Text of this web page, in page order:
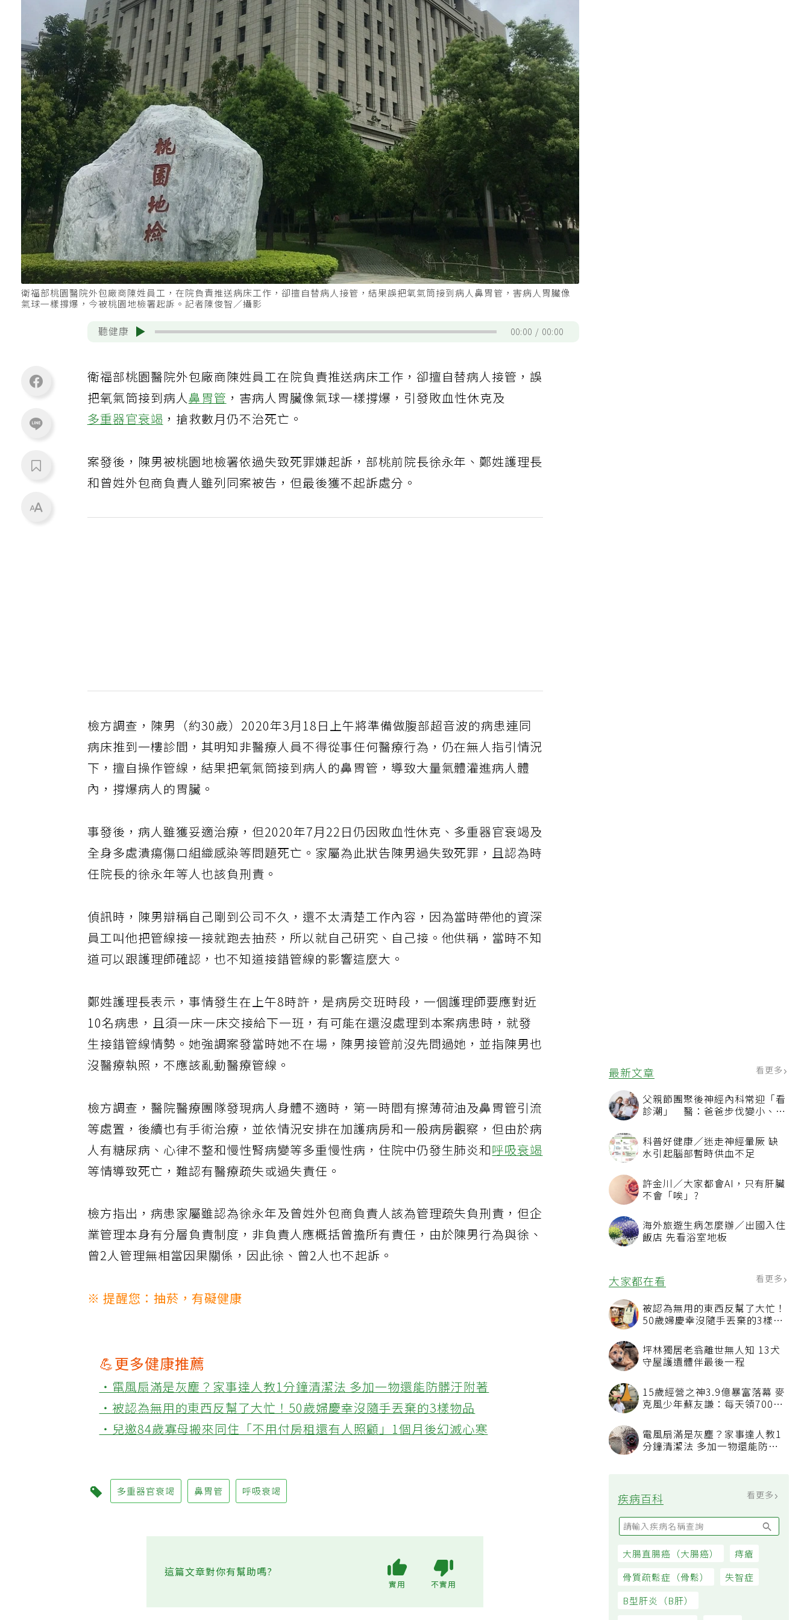
最新文章 看更多
父親節團聚後神經內科常迎「看
診潮」 醫：爸爸步伐變小、站
科普好健康／迷走神經暈厥 缺
水引起腦部暫時供血不足
許金川／大家都會AI，只有肝臟
不會「唉」?
海外旅遊生病怎麼辦／出國入住
飯店 先看浴室地板
大家都在看
被認為無用的東西反幫了大忙！
50歲婦慶幸沒隨手丟棄的3樣物
坪林獨居老翁離世無人知 13犬
守屋護遺體伴最後一程
15歲經營之神3.9億暴富落幕 麥
克風少年蘇友謙：每天領700元
電風扇滿是灰塵？家事達人教1
疾病百科
衛福部桃園醫院外包廠商陳姓員工，在院負責推送病床工作，卻擅自替病人接管，結果誤把氧氣筒接到病人鼻胃管，害病人胃臟像
氣球一樣撐爆，今被桃園地檢署起訴。記者陳俊智／攝影
聽健康 00:00 00:00
衛福部桃園醫院外包廠商陳姓員工在院負責推送病床工作，卻擅自替病人接管，誤
把氧氣筒接到病人鼻胃管 ，害病人胃臟像氣球一樣撐爆，引發敗血性休克及
多重器官衰竭 ，搶救數月仍不治死亡。
案發後，陳男被桃園地檢署依過失致死罪嫌起訴，部桃前院長徐永年、鄭姓護理長
和曾姓外包商負責人雖列同案被告，但最後獲不起訴處分。
檢方調查，陳男（約30歲）2020年3月18日上午將準備做腹部超音波的病患連同
病床推到一樓診間，其明知非醫療人員不得從事任何醫療行為，仍在無人指引情況
下，擅自操作管線，結果把氧氣筒接到病人的鼻胃管，導致大量氣體灌進病人體
內，撐爆病人的胃臟。
事發後，病人雖獲妥適治療，但2020年7月22日仍因敗血性休克、多重器官衰竭及
全身多處潰瘍傷口組織感染等問題死亡。家屬為此狀告陳男過失致死罪，且認為時
任院長的徐永年等人也該負刑責。
偵訊時，陳男辯稱自己剛到公司不久，還不太清楚工作內容，因為當時帶他的資深
員工叫他把管線接一接就跑去抽菸，所以就自己研究、自己接。他供稱，當時不知
道可以跟護理師確認，也不知道接錯管線的影響這麼大。
鄭姓護理長表示，事情發生在上午8時許，是病房交班時段，一個護理師要應對近
10名病患，且須一床一床交接給下一班，有可能在還沒處理到本案病患時，就發
生接錯管線情勢。她強調案發當時她不在場，陳男接管前沒先問過她，並指陳男也
沒醫療執照，不應該亂動醫療管線。
檢方調查，醫院醫療團隊發現病人身體不適時，第一時間有擦薄荷油及鼻胃管引流
等處置，後續也有手術治療，並依情況安排在加護病房和一般病房觀察，但由於病
人有糖尿病、心律不整和慢性腎病變等多重慢性病，住院中仍發生肺炎和呼吸衰竭
等情導致死亡，難認有醫療疏失或過失責任。
檢方指出，病患家屬雖認為徐永年及曾姓外包商負責人該為管理疏失負刑責，但企
業管理本身有分層負責制度，非負責人應概括曾擔所有責任，由於陳男行為與徐、
曾2人管理無相當因果關係，因此徐、曾2人也不起訴。
※ 提醒您：抽菸，有礙健康
💪更多健康推薦
‧電風扇滿是灰塵？家事達人教1分鐘清潔法 多加一物還能防髒汙附著
‧被認為無用的東西反幫了大忙！50歲婦慶幸沒隨手丟棄的3樣物品
‧兒邀84歲寡母搬來同住「不用付房租還有人照顧」1個月後幻滅心寒
多重器官衰竭 鼻胃管 呼吸衰竭